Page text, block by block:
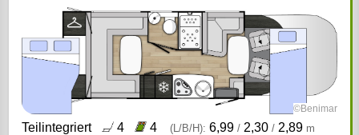
©Benimar
Teilintegriert 4 4 (L/B/H): 6,99/ 2,30/ 2,89 m